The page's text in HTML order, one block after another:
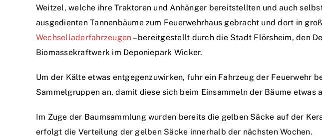
Weitzel, welche ihre Traktoren und Anhänger bereitstellten und auch
ausgedienten Tannenbäume zum Feuerwehrhaus gebracht und dort in
Wechselladerfahrzeugen – bereitgestellt durch die Stadt Flörsheim, den
Biomassekraftwerk im Deponiepark Wicker.
Um der Kälte etwas entgegenzuwirken, fuhr ein Fahrzeug der Feuerwehr
Sammelgruppen an, damit diese sich beim Einsammeln der Bäume etwas
Im Zuge der Baumsammlung wurden bereits die gelben Säcke auf der
erfolgt die Verteilung der gelben Säcke innerhalb der nächsten Wochen.